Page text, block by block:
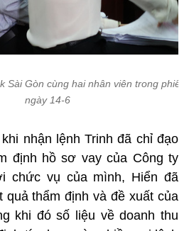
Sài Gòn cùng hai nhân viên trong phiên
ngày 14-6
nhận lệnh Trinh đã chỉ đạo
định hồ sơ vay của Công ty
chức vụ của mình, Hiển đã
quả thẩm định và đề xuất của
khi đó số liệu về doanh thu